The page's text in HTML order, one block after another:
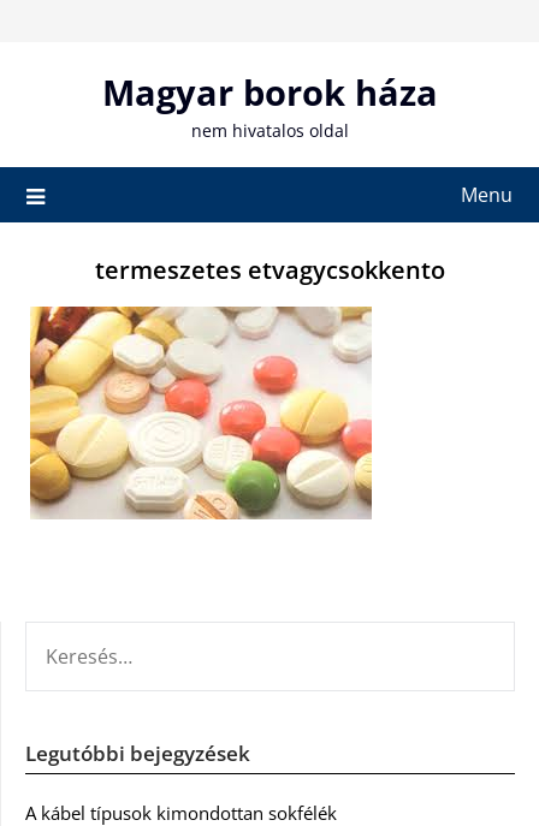
Magyar borok háza
nem hivatalos oldal
Menu
termeszetes etvagycsokkento
Legutóbbi bejegyzések
A kábel típusok kimondottan sokfélék